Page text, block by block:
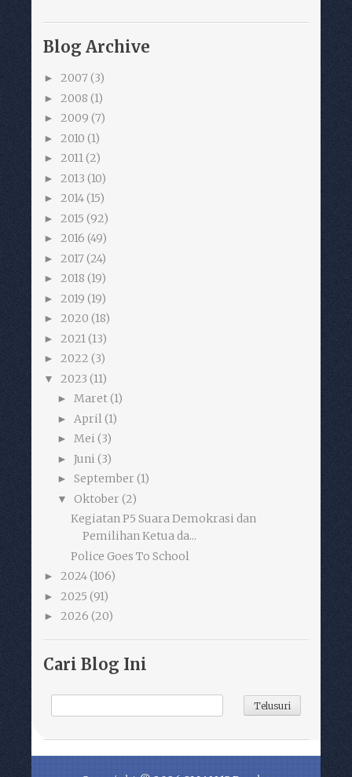
Blog Archive
► 2007 (3)
► 2008 (1)
► 2009 (7)
► 2010 (1)
► 2011(2)
► 2013 (10)
► 2014(15)
► 2015 (92)
► 2016 (49)
► 2017 (24)
► 2018 (19)
► 2019 (19)
► 2020 (18)
► 2021(13)
► 2022 (3)
▼ 2023 (11)
► Maret(1)
► April(1)
► Mei (3)
► Juni (3)
► September (1)
▼ Oktober (2)
Kegiatan P5 Suara Demokrasi dan
Pemilihan Ketua da...
Police Goes To School
► 2024(106)
► 2025 (91)
► 2026 (20)
Cari Blog Ini